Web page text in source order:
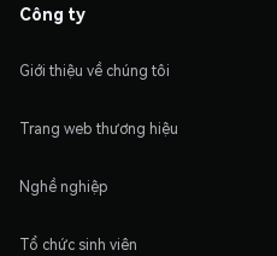
Công ty
Giới thiệu về chúng tôi
Trang web thương hiệu
Nghề nghiệp
Tổ chức sinh viên